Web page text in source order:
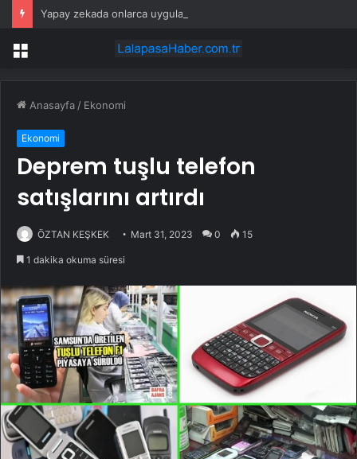
Menü
Anasayfa / Ekonomi
Ekonomi
Deprem tuşlu telefon
satışlarını artırdı
ÖZTAN KEŞKEK Mart 31, 2023 0 15
1 dakika okuma süresi